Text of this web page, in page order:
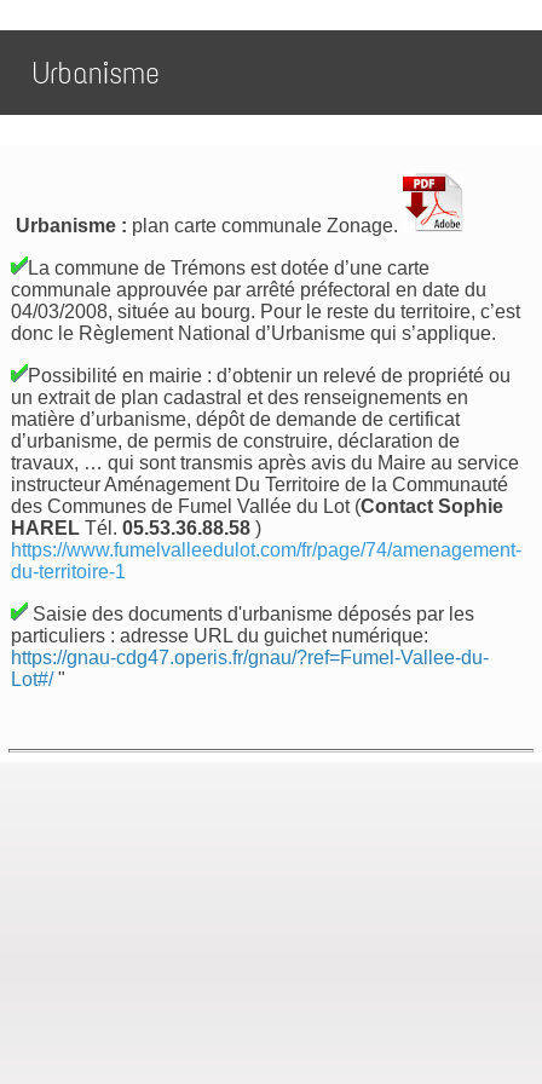
Urbanisme
Urbanisme : plan carte communale Zonage.
La commune de Trémons est dotée d’une carte
communale approuvée par arrêté préfectoral en date du
04/03/2008, située au bourg. Pour le reste du territoire, c’est
donc le Règlement National d’Urbanisme qui s’applique.
Possibilité en mairie : d’obtenir un relevé de propriété ou
un extrait de plan cadastral et des renseignements en
matière d’urbanisme, dépôt de demande de certificat
d’urbanisme, de permis de construire, déclaration de
travaux, … qui sont transmis après avis du Maire au service
instructeur Aménagement Du Territoire de la Communauté
des Communes de Fumel Vallée du Lot (Contact Sophie
HARELTél.05.53.36.88.58)
https://www.fumelvalleedulot.com/fr/page/74/amenagement-
du-territoire-1
Saisie des documents d'urbanisme déposés par les
particuliers : adresse URL du guichet numérique:
https://gnau-cdg47.operis.fr/gnau/?ref=Fumel-Vallee-du-
Lot#/"